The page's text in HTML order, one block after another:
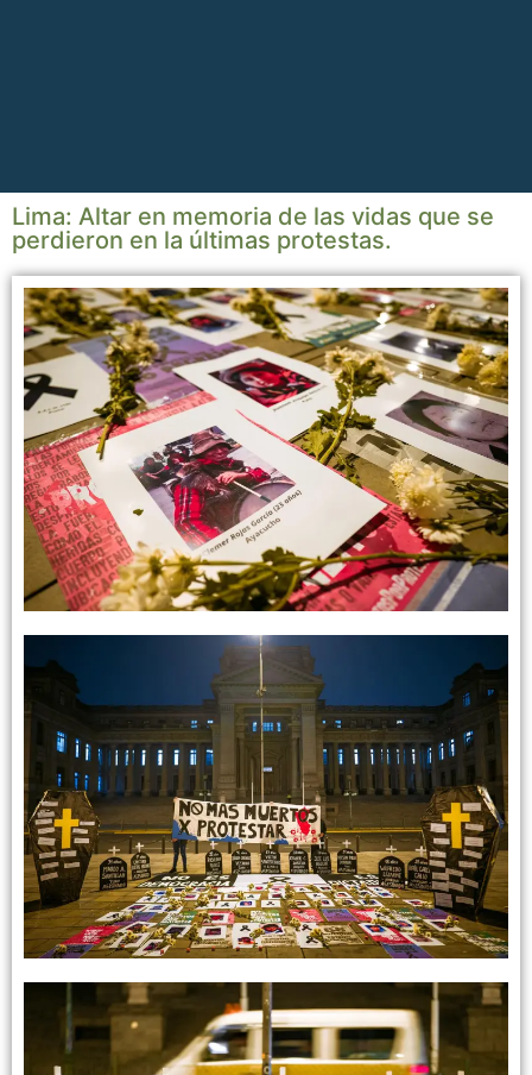
Lima: Altar en memoria de las vidas que se
perdieron en la últimas protestas.